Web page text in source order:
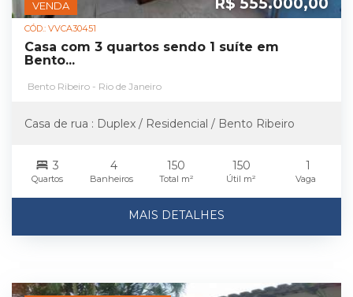
VENDA
CÓD.: VVCA30451
Casa com 3 quartos sendo 1 suíte em
Bento...
Bento Ribeiro - Rio de Janeiro
Casa de rua : Duplex / Residencial / Bento Ribeiro
3
Quartos
4
Banheiros
150
Total m²
150
Útil m²
1
Vaga
MAIS DETALHES